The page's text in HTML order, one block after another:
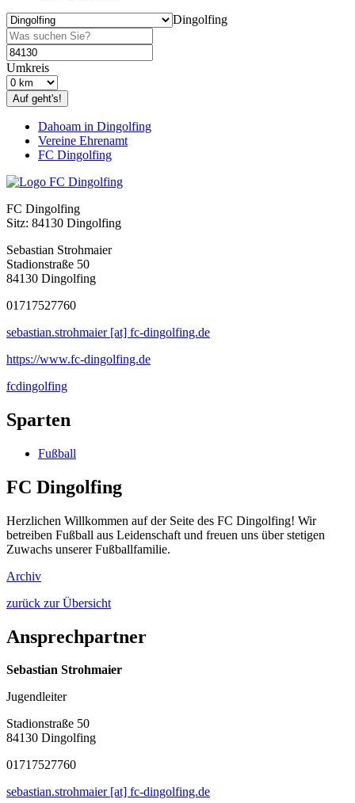
Dingolfing
Umkreis
Auf geht's!
Dahoam in Dingolfing
Vereine Ehrenamt
FC Dingolfing
FC Dingolfing
Sitz: 84130 Dingolfing
Sebastian Strohmaier
Stadionstraße 50
84130 Dingolfing
01717527760
sebastian.strohmaier [at] fc-dingolfing.de
https://www.fc-dingolfing.de
fcdingolfing
Sparten
Fußball
FC Dingolfing
Herzlichen Willkommen auf der Seite des FC Dingolfing! Wir
betreiben Fußball aus Leidenschaft und freuen uns über stetigen
Zuwachs unserer Fußballfamilie.
Archiv
zurück zur Übersicht
Ansprechpartner
Sebastian Strohmaier
Jugendleiter
Stadionstraße 50
84130 Dingolfing
01717527760
sebastian.strohmaier [at] fc-dingolfing.de